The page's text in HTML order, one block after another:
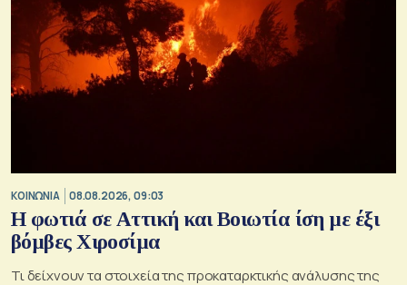
ΚΟΙΝΩΝΙΑ 08.08.2026, 09:03
Η φωτιά σε Αττική και Βοιωτία ίση με έξι
βόμβες Χιροσίμα
Τι δείχνουν τα στοιχεία της προκαταρκτικής ανάλυσης της